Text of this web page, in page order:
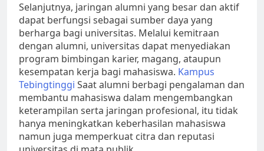
Selanjutnya, jaringan alumni yang besar dan aktif
dapat berfungsi sebagai sumber daya yang
berharga bagi universitas. Melalui kemitraan
dengan alumni, universitas dapat menyediakan
program bimbingan karier, magang, ataupun
kesempatan kerja bagi mahasiswa. Kampus
Tebingtinggi Saat alumni berbagi pengalaman dan
membantu mahasiswa dalam mengembangkan
keterampilan serta jaringan profesional, itu tidak
hanya meningkatkan keberhasilan mahasiswa
namun juga memperkuat citra dan reputasi